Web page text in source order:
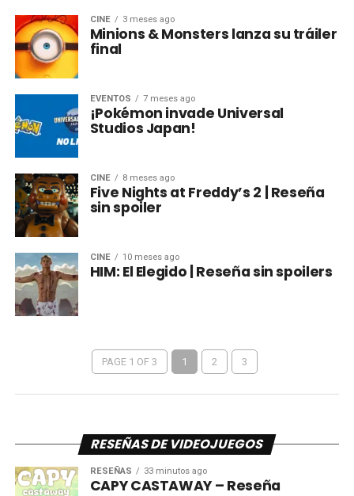
CINE 3 meses ago
Minions & Monsters lanza su tráiler
final
EVENTOS 7 meses ago
¡Pokémon invade Universal
Studios Japan!
CINE 8 meses ago
Five Nights at Freddy’s 2 | Reseña
sin spoiler
CINE 10 meses ago
HIM: El Elegido | Reseña sin spoilers
PAGE 1 OF 3 1 2 3
RESEÑAS DE VIDEOJUEGOS
RESEÑAS 33 minutos ago
CAPY CASTAWAY – Reseña